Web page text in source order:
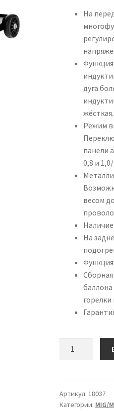
На
дуга
жёсткая.
Режим
панели
0,8 и
весом
На
MIG
300
Артикул:18037
Категории: MIG/